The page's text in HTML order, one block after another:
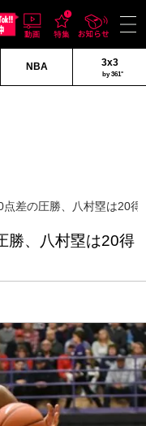
NBA 3x3
by 361°
差の圧勝、八村塁は20
勝、八村塁は20得